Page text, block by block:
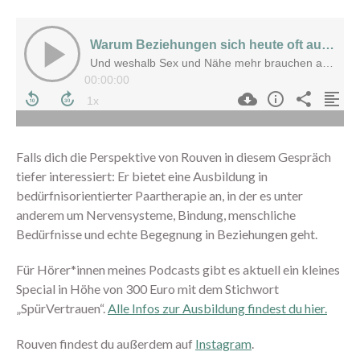
August 2026
April 2026
Februar 2026
Januar 2026
November 2025
Oktober 2025
August 2025
Falls dich die Perspektive von Rouven in diesem Gespräch
tiefer interessiert: Er bietet eine Ausbildung in
bedürfnisorientierter Paartherapie an, in der es unter
anderem um Nervensysteme, Bindung, menschliche
Bedürfnisse und echte Begegnung in Beziehungen geht.
Für Hörer*innen meines Podcasts gibt es aktuell ein kleines
Special in Höhe von 300 Euro mit dem Stichwort
„SpürVertrauen“.Alle Infos zur Ausbildung findest du hier.
Rouven findest du außerdem auf Instagram.